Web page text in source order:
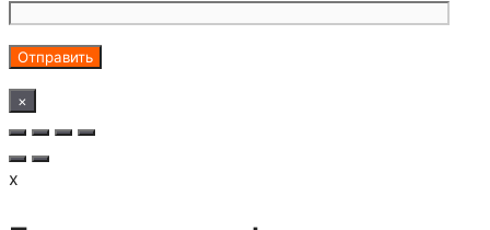
×
x